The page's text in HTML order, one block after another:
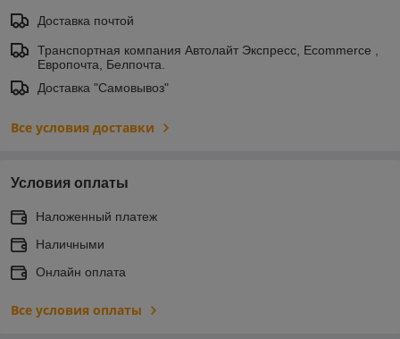
Доставка почтой
Транспортная компания Автолайт Экспресс, Ecommerce ,
Европочта, Белпочта.
Доставка "Самовывоз"
Все условия доставки
Условия оплаты
Наложенный платеж
Наличными
Онлайн оплата
Все условия оплаты